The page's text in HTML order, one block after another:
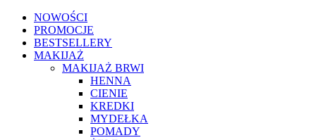
NOWOŚCI
PROMOCJE
BESTSELLERY
MAKIJAŻ
MAKIJAŻ BRWI
HENNA
CIENIE
KREDKI
MYDEŁKA
POMADY